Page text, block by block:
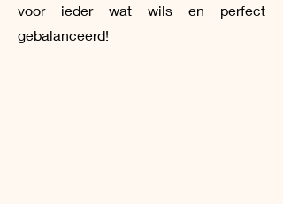
voor ieder wat wils en perfect
gebalanceerd!